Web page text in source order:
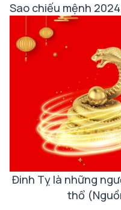
Sao chiếu mệnh
Đinh Tỵ là những
thổ